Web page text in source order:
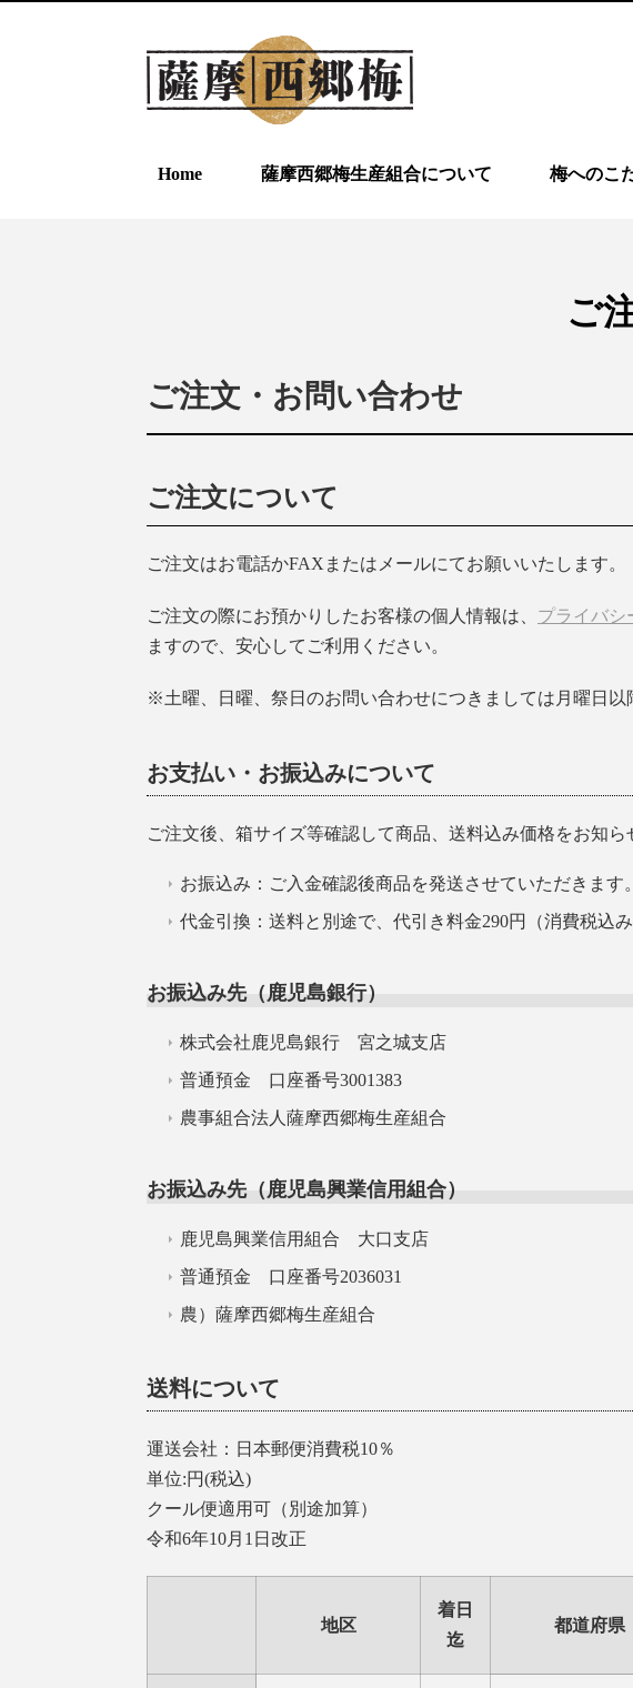
Home 薩摩西郷梅生産組合について 梅へのこ
ご
ご注文・お問い合わせ
ご注文について
ご注文はお電話かFAXまたはメールにてお願いいたします。
ご注文の際にお預かりしたお客様の個人情報は、 プライバシ
ますので、安心してご利用ください。
※土曜、日曜、祭日のお問い合わせにつきましては月曜日以
お支払い・お振込みについて
ご注文後、箱サイズ等確認して商品、送料込み価格をお知ら
お振込み：ご入金確認後商品を発送させていただきま
代金引換：送料と別途で、代引き料金290円（消費税込
お振込み先（鹿児島銀行）
株式会社鹿児島銀行 宮之城支店
普通預金 口座番号3001383
農事組合法人薩摩西郷梅生産組合
お振込み先（鹿児島興業信用組合）
鹿児島興業信用組合 大口支店
普通預金 口座番号2036031
農）薩摩西郷梅生産組合
送料について
運送会社：日本郵便消費税10％
単位:円(税込)
クール便適用可（別途加算）
令和6年10月1日改正
地区
着日
迄
都道府県